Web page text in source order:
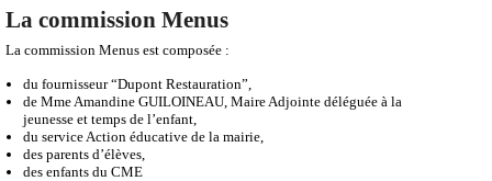
La commission Menus
La commission Menus est composée :
du fournisseur “Dupont Restauration”,
de Mme Amandine GUILOINEAU, Maire Adjointe déléguée à la
jeunesse et temps de l’enfant,
du service Action éducative de la mairie,
des parents d’élèves,
des enfants du CME